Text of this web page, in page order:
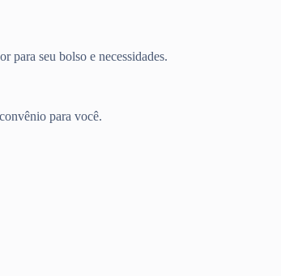
para seu bolso e necessidades.
para você.